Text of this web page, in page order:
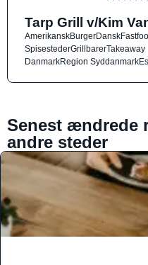
Tarp Grill v/Kim
AmerikanskBurgerDansk
SpisestederGrillbarerTakeaway
DanmarkRegion Syddanmark
Senest ændrede
andre steder